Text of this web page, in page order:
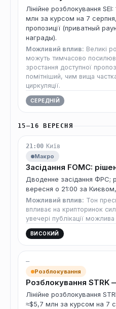
Лінійне розблокування
млн за курсом на 7
пропозиції (приватный
награды).
Можливий вплив: Великі
можуть тимчасово
зростання доступної
помітніший, чим вища
циркуляції.
СЕРЕДНІЙ
15–16 ВЕРЕСНЯ
21:00 Київ
Макро
Засідання FOMC:
Дводенне засідання ФРС;
вересня о 21:00 за
Можливий вплив: Тон
впливає на крипторинок
увечері публікації
ВИСОКИЙ
—
Розблокування
Розблокування STRK
Лінійне розблокування
≈$5,7 млн за курсом на 7